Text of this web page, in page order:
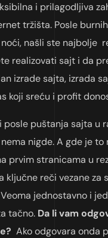
i prilagodljiva
tržišta. Posle
našli ste najbolje
realizovati sajt i da
izrade sajta, izrada
koji sreću i profit
posle puštanja sajta u
nigde. A gde je to
prvim stranicama u
ključne reči vezane za
jednostavno i
tačno. Da li vam
Ako odgovara onda